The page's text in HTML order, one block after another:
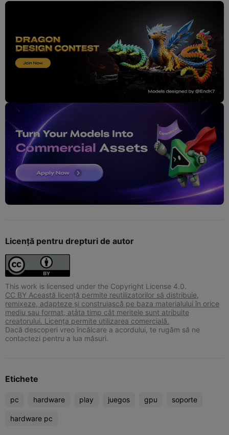
Licență pentru drepturi de autor
This work is licensed under the Copyright License 4.0.
CC BY Această licență permite reutilizatorilor să distribuie,
remixeze, adapteze și construiască pe baza materialului în orice
mediu sau format, atâta timp cât meritele sunt atribuite
creatorului. Licența permite utilizarea comercială.
Dacă descoperi vreo încălcare a acordului, te rugăm să ne
contactezi pentru a lua măsuri.
Etichete
pc hardware play juegos gpu soporte
hardware pc